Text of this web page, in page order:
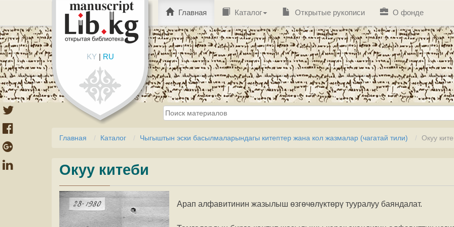
KY| RU
Главная Каталог Открытые рукописи О фонде
Главная Каталог Чыгыштын эски басылмаларындагы китептер жана кол жазмалар (чагатай тили) Окуу
Окуу китеби
Арап алфавитинин жазылыш өзгөчөлүктөрү тууралуу баяндалат.